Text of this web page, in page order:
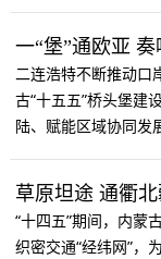
一“堡”通欧亚
二连浩特不断推动口
古“十五五”桥头堡建
陆、赋能区域协同发
草原坦途 通衢北
“十四五”期间，内蒙
织密交通“经纬网”，